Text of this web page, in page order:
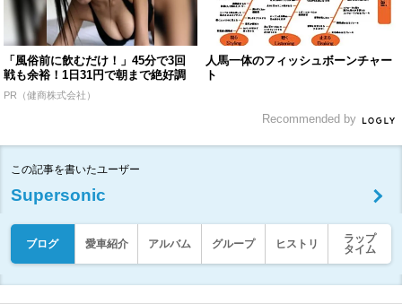
「風俗前に飲むだけ！」45分で3回
戦も余裕！1日31円で朝まで絶好調
PR（健商株式会社）
人馬一体のフィッシュボーンチャー
ト
Recommended by
この記事を書いたユーザー
Supersonic
ブログ 愛車紹介 アルバム グループ ヒストリ
ラップ
タイム